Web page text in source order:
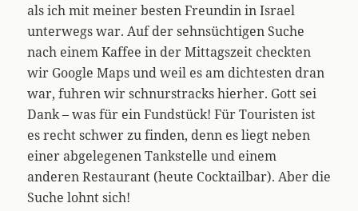
als ich mit meiner besten Freundin in Israel
unterwegs war. Auf der sehnsüchtigen Suche
nach einem Kaffee in der Mittagszeit checkten
wir Google Maps und weil es am dichtesten dran
war, fuhren wir schnurstracks hierher. Gott sei
Dank – was für ein Fundstück! Für Touristen ist
es recht schwer zu finden, denn es liegt neben
einer abgelegenen Tankstelle und einem
anderen Restaurant (heute Cocktailbar). Aber die
Suche lohnt sich!